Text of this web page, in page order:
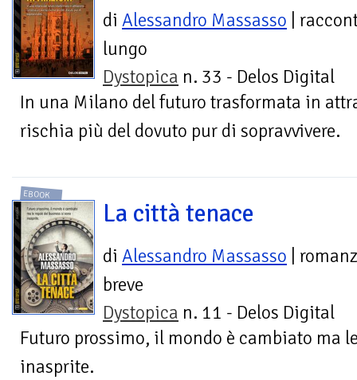
di Alessandro Massasso |
lungo
Dystopica n. 33 - Delos Digital
In una Milano del futuro trasformata in
rischia più del dovuto pur di sopravvivere.
EBOOK
La città tenace
di Alessandro Massasso |
breve
Dystopica n. 11 - Delos Digital
Futuro prossimo, il mondo è cambiato ma
inasprite.